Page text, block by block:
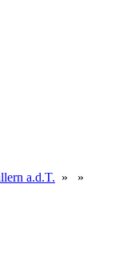
a.d.T. » »